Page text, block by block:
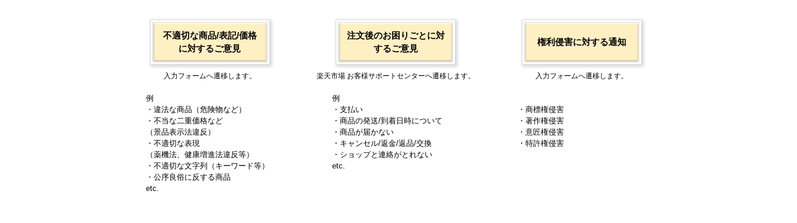
不適切な商品/表記/価格
に対するご意見
入力フォームへ遷移します。
例
・違法な商品（危険物など）
・不当な二重価格など
（景品表示法違反）
・不適切な表現
（薬機法、健康増進法違反等）
・不適切な文字列（キーワード等）
・公序良俗に反する商品
etc.
注文後のお困りごとに対
するご意見
楽天市場 お客様サポートセンターへ遷移します。
例
・支払い
・商品の発送/到着日時について
・商品が届かない
・キャンセル/返金/返品/交換
・ショップと連絡がとれない
etc.
権利侵害に対する通知
入力フォームへ遷移します。
・商標権侵害
・著作権侵害
・意匠権侵害
・特許権侵害